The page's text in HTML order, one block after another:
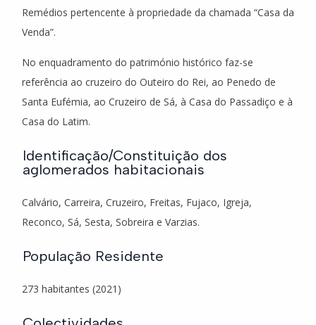
Remédios pertencente à propriedade da chamada “Casa da
Venda”.
No enquadramento do património histórico faz-se
referência ao cruzeiro do Outeiro do Rei, ao Penedo de
Santa Eufémia, ao Cruzeiro de Sá, à Casa do Passadiço e à
Casa do Latim.
Identificação/Constituição dos
aglomerados habitacionais
Calvário, Carreira, Cruzeiro, Freitas, Fujaco, Igreja,
Reconco, Sá, Sesta, Sobreira e Varzias.
População Residente
273 habitantes (2021)